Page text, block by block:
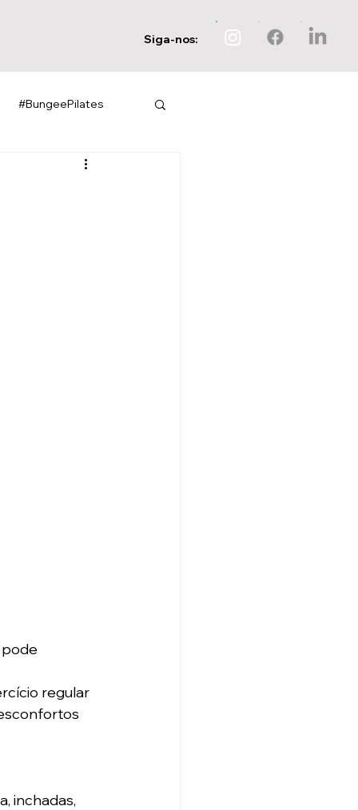
Siga-nos:
#BungeePilates
pode
regular
inchadas,